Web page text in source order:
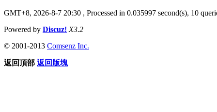
GMT+8, 2026-8-7 20:30 , Processed in 0.035997 second(s), 10
Powered by Discuz! X3.2
© 2001-2013 Comsenz Inc.
返回頂部 返回版塊